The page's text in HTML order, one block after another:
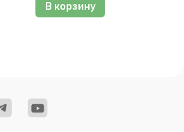
В корзину